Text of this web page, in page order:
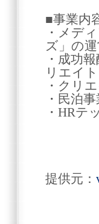
■事業内
・メデ
ズ」の
・成功
リエイ
・ク
・
提供元：